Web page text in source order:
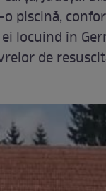
piscină,
locuind în
de